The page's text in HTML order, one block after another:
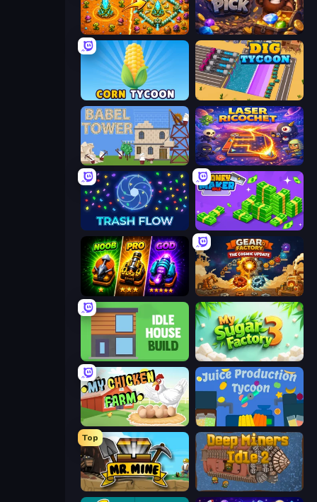
BloomGuard Lucky Pick
Corn Tycoon Dig Tycoon
Babel Tower Laser Ricochet
Trash Flow Money Maker Idle
Merge Survival Gear Factory
Idle House Build My Sugar Factory 3
My Chicken Farm Juice Production Tycoon
Top
Mr. Mine Deep Miners Idle 2